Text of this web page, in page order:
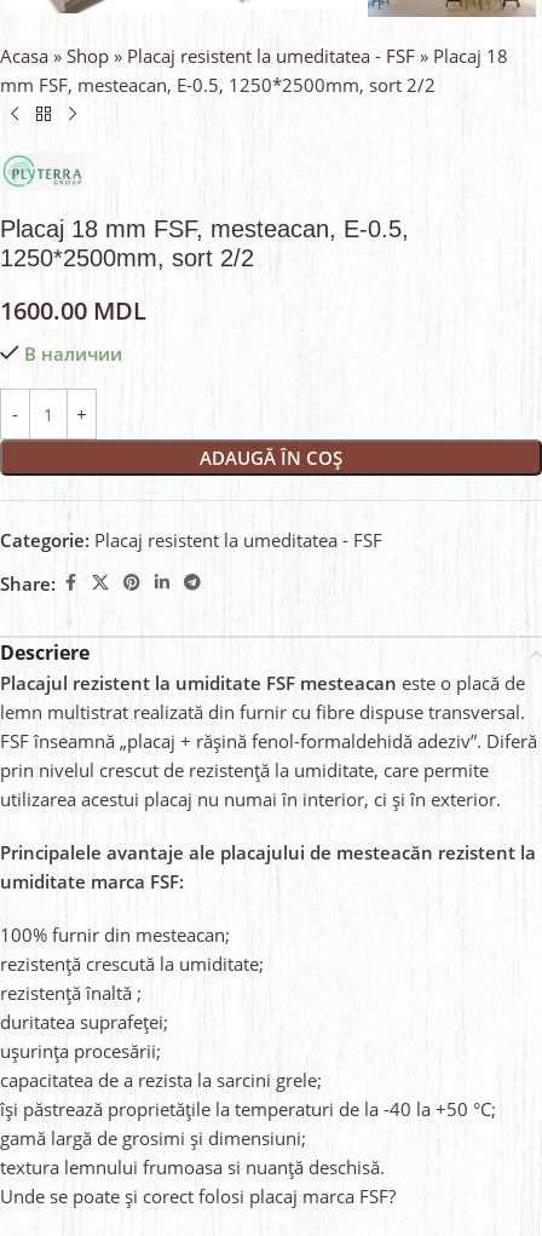
Acasa » Shop » Placaj resistent la umeditatea - FSF » Placaj 18
mm FSF, mesteacan, E-0.5, 1250*2500mm, sort 2/2
Placaj 18 mm FSF, mesteacan, E-0.5,
1250*2500mm, sort 2/2
1600.00 MDL
В наличии
ADAUGĂ ÎN COȘ
Categorie: Placaj resistent la umeditatea - FSF
Share:
Descriere
Placajul rezistent la umiditate FSF mesteacan este o placă de
lemn multistrat realizată din furnir cu fibre dispuse transversal.
FSF înseamnă „placaj + rășină fenol-formaldehidă adeziv”. Diferă
prin nivelul crescut de rezistență la umiditate, care permite
utilizarea acestui placaj nu numai în interior, ci și în exterior.
Principalele avantaje ale placajului de mesteacăn rezistent la
umiditate marca FSF:
100% furnir din mesteacan;
rezistență crescută la umiditate;
rezistență înaltă ;
duritatea suprafeței;
ușurința procesării;
capacitatea de a rezista la sarcini grele;
își păstrează proprietățile la temperaturi de la -40 la +50 °C;
gamă largă de grosimi și dimensiuni;
textura lemnului frumoasa si nuanță deschisă.
Unde se poate și corect folosi placaj marca FSF?